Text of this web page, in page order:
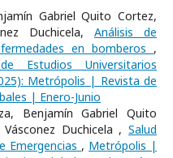
Gabriel Quito Cortez,
Duchicela, Análisis de
en bomberos ,
Estudios Universitarios
Metrópolis | Revista de
| Enero-Junio
Benjamín Gabriel Quito
Duchicela , Salud
Emergencias , Metrópolis |